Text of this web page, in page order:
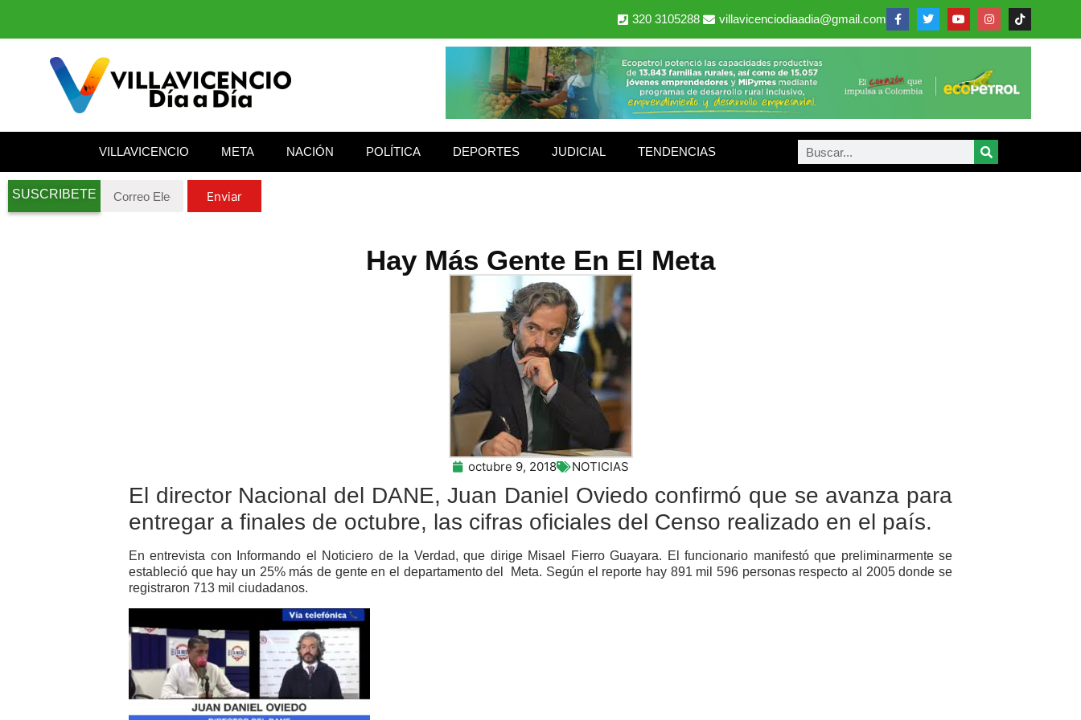
320 3105288 villavicenciodiaadia@gmail.com
VILLAVICENCIO META NACIÓN POLÍTICA DEPORTES JUDICIAL TENDENCIAS
SUSCRIBETE Enviar
Hay Más Gente En El Meta
octubre 9, 2018 NOTICIAS
El director Nacional del DANE, Juan Daniel Oviedo confirmó que se avanza para
entregar a finales de octubre, las cifras oficiales del Censo realizado en el país.
En entrevista con Informando el Noticiero de la Verdad, que dirige Misael Fierro Guayara. El funcionario manifestó que preliminarmente se
estableció que hay un 25% más de gente en el departamento del Meta. Según el reporte hay 891 mil 596 personas respecto al 2005 donde se
registraron 713 mil ciudadanos.